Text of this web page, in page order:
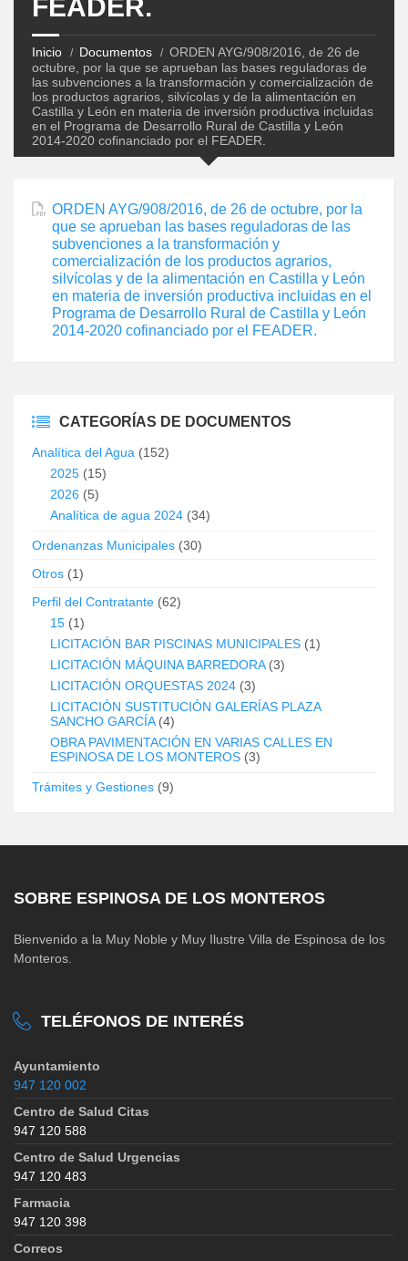
FEADER.
Inicio Documentos
ORDEN AYG/908/2016, de 26 de
octubre, por la que se aprueban las bases reguladoras de
las subvenciones a la transformación y comercialización de
los productos agrarios, silvícolas y de la alimentación en
Castilla y León en materia de inversión productiva incluidas
en el Programa de Desarrollo Rural de Castilla y León
2014-2020 cofinanciado por el FEADER.
ORDEN AYG/908/2016, de 26 de octubre, por la
que se aprueban las bases reguladoras de las
subvenciones a la transformación y
comercialización de los productos agrarios,
silvícolas y de la alimentación en Castilla y León
en materia de inversión productiva incluidas en el
Programa de Desarrollo Rural de Castilla y León
2014-2020 cofinanciado por el FEADER.
CATEGORÍAS DE DOCUMENTOS
Analítica del Agua (152)
2025 (15)
2026 (5)
Analítica de agua 2024 (34)
Ordenanzas Municipales (30)
Otros (1)
Perfil del Contratante (62)
15 (1)
LICITACIÓN BAR PISCINAS MUNICIPALES (1)
LICITACIÓN MÁQUINA BARREDORA(3)
LICITACIÓN ORQUESTAS 2024 (3)
LICITACIÓN SUSTITUCIÓN GALERÍAS PLAZA
SANCHO GARCÍA(4)
OBRA PAVIMENTACIÓN EN VARIAS CALLES EN
ESPINOSA DE LOS MONTEROS (3)
Trámites y Gestiones (9)
SOBRE ESPINOSA DE LOS MONTEROS
Bienvenido a la Muy Noble y Muy Ilustre Villa de Espinosa de los
Monteros.
TELÉFONOS DE INTERÉS
Ayuntamiento
947 120 002
Centro de Salud Citas
947 120 588
Centro de Salud Urgencias
947 120 483
Farmacia
947 120 398
Correos